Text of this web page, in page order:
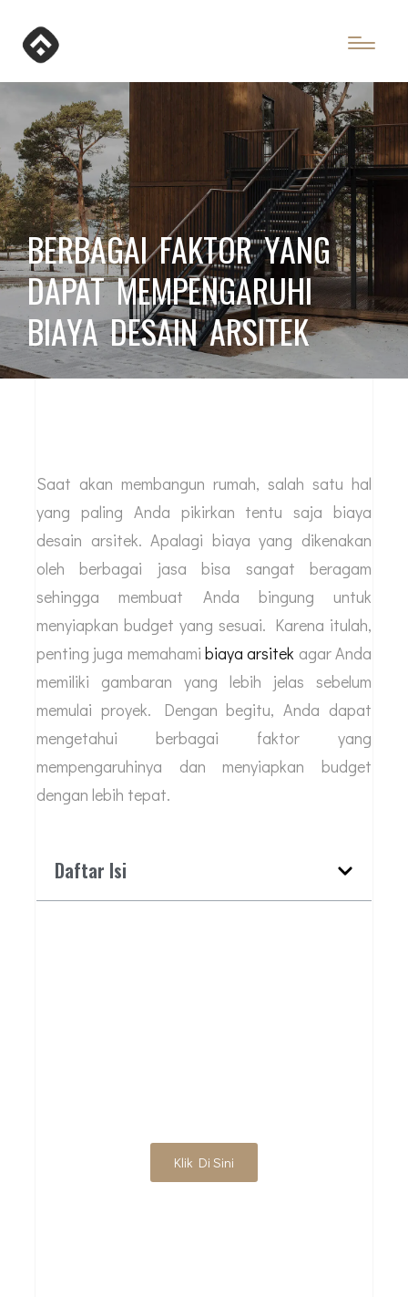
BERBAGAI FAKTOR YANG
DAPAT MEMPENGARUHI
BIAYA DESAIN ARSITEK
Saat akan membangun rumah, salah satu hal
yang paling Anda pikirkan tentu saja biaya
desain arsitek. Apalagi biaya yang dikenakan
oleh berbagai jasa bisa sangat beragam
sehingga membuat Anda bingung untuk
menyiapkan budget yang sesuai. Karena itulah,
penting juga memahamibiaya arsitek agar Anda
memiliki gambaran yang lebih jelas sebelum
memulai proyek. Dengan begitu, Anda dapat
mengetahui berbagai faktor yang
mempengaruhinya dan menyiapkan budget
dengan lebih tepat.
Daftar Isi
Klik Di Sini